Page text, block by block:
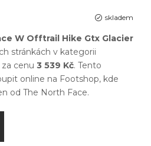
skladem
W Offtrail Hike Gtx Glacier
stránkách v kategorii
za cenu 3 539 Kč. Tento
online na Footshop, kde
od The North Face.